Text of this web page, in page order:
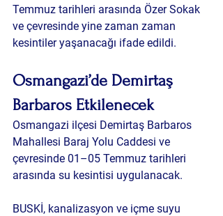
Temmuz tarihleri arasında Özer Sokak
ve çevresinde yine zaman zaman
kesintiler yaşanacağı ifade edildi.
Osmangazi’de Demirtaş
Barbaros Etkilenecek
Osmangazi ilçesi Demirtaş Barbaros
Mahallesi Baraj Yolu Caddesi ve
çevresinde 01–05 Temmuz tarihleri
arasında su kesintisi uygulanacak.
BUSKİ, kanalizasyon ve içme suyu